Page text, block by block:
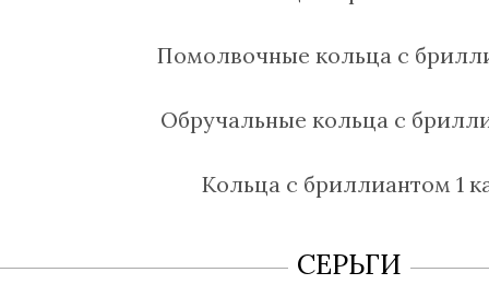
Помолвочные кольца с
Обручальные кольца с
Кольца с бриллиантом 1
СЕРЬГИ